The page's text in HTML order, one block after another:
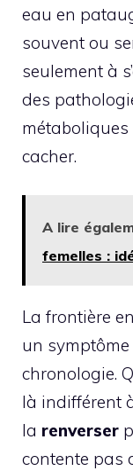
eau en
souvent ou
seulement à
des
cacher.
A lire
femelles :
La frontière
un
chronologie.
là indifférent
la renverser
contente pas